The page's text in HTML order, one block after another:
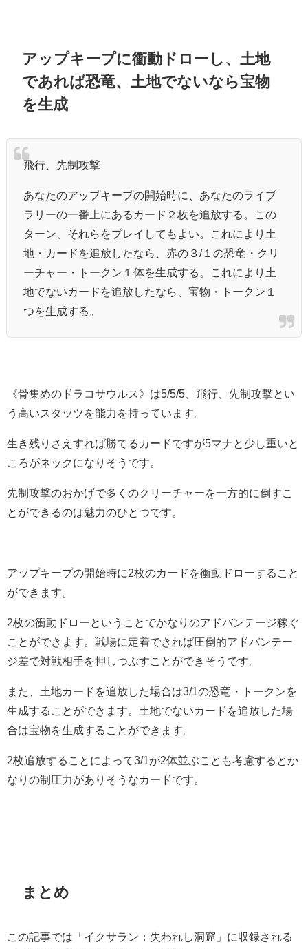
アップキープに衝動ドローし、土地
であれば恐竜、土地でないなら宝物
を生成
飛行、先制攻撃
あなたのアップキープの開始時に、あなたのライブ
ラリーの一番上にあるカード２枚を追放する。この
ターン、それらをプレイしてもよい。これにより土
地・カードを追放したなら、赤の３/１の恐竜・クリ
ーチャー・トークン１体を生成する。これにより土
地でないカードを追放したなら、宝物・トークン１
つを生成する。
《骨集めのドラコサウルス》は5/5/5、飛行、先制攻撃とい
う高いスタッツを能力を持っています。
生き残りさえすれば勝てるカードですが5マナと少し重いと
ころがネックになりそうです。
先制攻撃のおかげで多くのクリーチャーを一方的に倒すこ
とができるのは魅力のひとつです。
アップキープの開始時に2枚のカードを衝動ドローすること
ができます。
2枚の衝動ドローということでかなりのアドバンテージ稼ぐ
ことができます。戦場に定着できれば圧倒的アドバンテー
ジ差で対戦相手を押しつぶすことができそうです。
また、土地カードを追放した場合は3/1の恐竜・トークンを
生成することができます。土地でないカードを追放した場
合は宝物を生成することができます。
2枚追放することによって3/1が2体並ぶことも考慮するとか
なりの制圧力がありそうなカードです。
まとめ
この記事では「イクサラン：失われし洞窟」に収録される